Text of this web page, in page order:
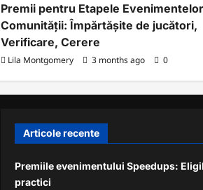
Premii pentru Etapele Evenimentelor
Comunității: Împărtășite de jucători,
Verificare, Cerere
Lila Montgomery 3 months ago 0
Articole recente
Premiile evenimentului Speedups:
practici